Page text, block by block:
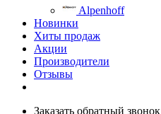
Alpenhoff
Новинки
Хиты продаж
Акции
Производители
Отзывы
Заказать обратный звонок